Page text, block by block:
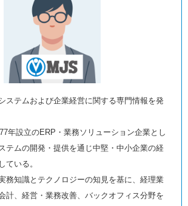
ステムおよび企業経営に関する専門情報を発
年設立のERP・業務ソリューション企業とし
テムの開発・提供を通じ中堅・中小企業の経
ている。
務知識とテクノロジーの知見を基に、経理業
計、経営・業務改善、バックオフィス分野を